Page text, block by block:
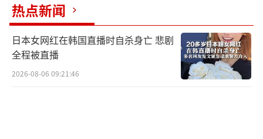
热点新闻
日本女网红在韩国直播时自杀身亡 悲剧
全程被直播
2026-08-06 09:21:46